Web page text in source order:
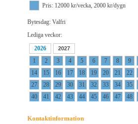
Pris: 12000 kr/vecka, 2000 kr/dygn
Bytesdag: Valfri
Lediga veckor:
2026
2027
1 2 3 4 5 6 7 8 9
14
15 16 17 18 19 20 21 22
27
28 29 30 31 32 33 34 35
40
41 42 43 44 45 46 47 48
Kontaktinformation